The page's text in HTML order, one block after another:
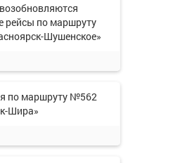
рейсы по маршруту
Шушенское»
по маршруту №562
Шира»